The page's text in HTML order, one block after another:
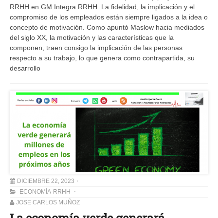
RRHH en GM Integra RRHH. La fidelidad, la implicación y el
compromiso de los empleados están siempre ligados a la idea o
concepto de motivación. Como apuntó Maslow hacia mediados
del siglo XX, la motivación y las características que la
componen, traen consigo la implicación de las personas
respecto a su trabajo, lo que genera como contrapartida, su
desarrollo
DICIEMBRE 22, 2023
ECONOMÍA-RRHH
JOSE CARLOS MUÑOZ